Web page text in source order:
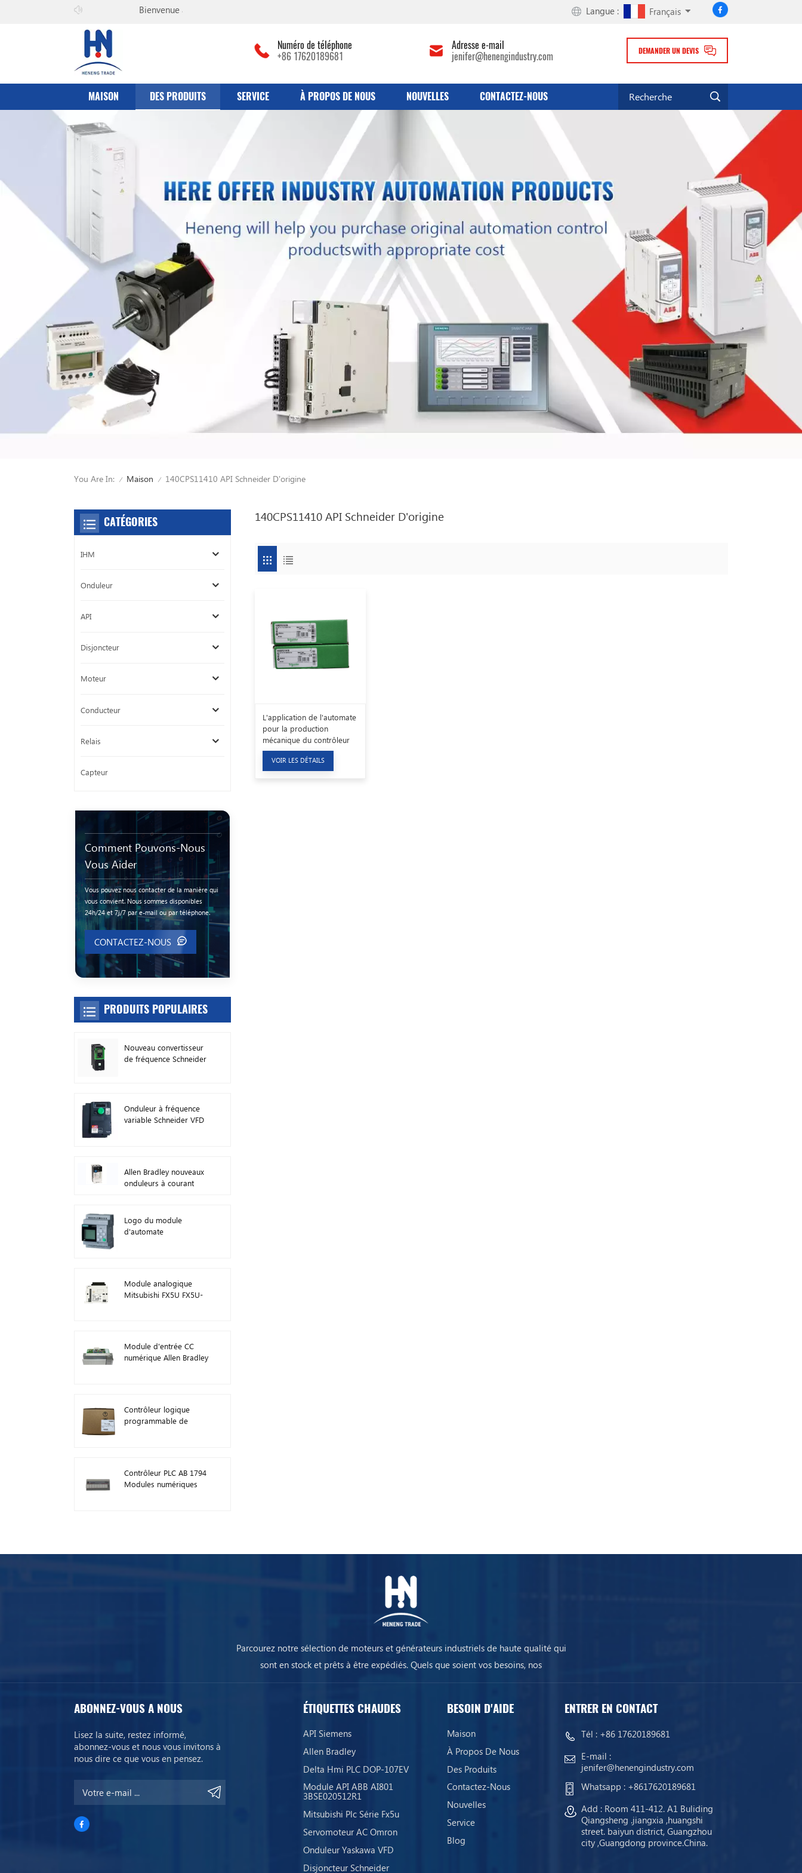
Bienvenue àil peut co., Ltd Langue : Français
DEMANDER UN DEVIS
Numéro de téléphone
+86 17620189681
Adresse e-mail
jenifer@henengindustry.com
MAISON DES PRODUITS SERVICE À PROPOS DE NOUS NOUVELLES CONTACTEZ-NOUS
You Are In: / Maison / 140CPS11410 API Schneider D'origine
140CPS11410 API Schneider D'origine
L'application de l'automate
pour la production
mécanique du contrôleur
d'automate Schneider
nouveau et original
140cps11410
VOIR LES DÉTAILS
CATÉGORIES
IHM
Onduleur
API
Disjoncteur
Moteur
Conducteur
Relais
Capteur
Comment Pouvons-Nous
Vous Aider
Vous pouvez nous contacter de la manière qui
vous convient. Nous sommes disponibles
24h/24 et 7j/7 par e-mail ou par téléphone.
CONTACTEZ-NOUS
PRODUITS POPULAIRES
Nouveau convertisseur
de fréquence Schneider
Onduleur à fréquence
variable Schneider VFD
Allen Bradley nouveaux
onduleurs à courant
Logo du module
d'automate
Module analogique
Mitsubishi FX5U FX5U-
Module d'entrée CC
numérique Allen Bradley
Contrôleur logique
programmable de
Contrôleur PLC AB 1794
Modules numériques
Parcourez notre sélection de moteurs et générateurs industriels de haute qualité qui
sont en stock et prêts à être expédiés. Quels que soient vos besoins, nos
équipements assureront la continuité de votre activité.
ABONNEZ-VOUS A NOUS
Lisez la suite, restez informé,
abonnez-vous et nous vous invitons à
nous dire ce que vous en pensez.
ÉTIQUETTES CHAUDES
API Siemens
Allen Bradley
Delta Hmi PLC DOP-107EV
Module API ABB AI801
3BSE020512R1
Mitsubishi Plc Série Fx5u
Servomoteur AC Omron
Onduleur Yaskawa VFD
Disjoncteur Schneider
BESOIN D'AIDE
Maison
À Propos De Nous
Des Produits
Contactez-Nous
Nouvelles
Service
Blog
ENTRER EN CONTACT
Tél : +86 17620189681
E-mail :
jenifer@henengindustry.com
Whatsapp : +8617620189681
Add : Room 411-412. A1 Buliding
Qiangsheng .jiangxia ,huangshi
street. baiyun district, Guangzhou
city ,Guangdong province.China.